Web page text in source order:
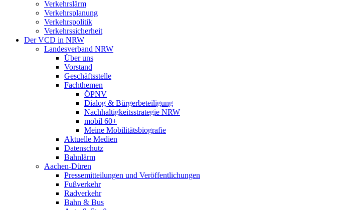
Verkehrslärm
Verkehrsplanung
Verkehrspolitik
Verkehrssicherheit
Der VCD in NRW
Landesverband NRW
Über uns
Vorstand
Geschäftsstelle
Fachthemen
ÖPNV
Dialog & Bürgerbeteiligung
Nachhaltigkeitsstrategie NRW
mobil 60+
Meine Mobilitätsbiografie
Aktuelle Medien
Datenschutz
Bahnlärm
Aachen-Düren
Pressemitteilungen und Veröffentlichungen
Fußverkehr
Radverkehr
Bahn & Bus